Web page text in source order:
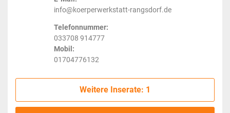
info@koerperwerkstatt-rangsdorf.de
Telefonnummer:
033708 914777
Mobil:
01704776132
Weitere Inserate: 1